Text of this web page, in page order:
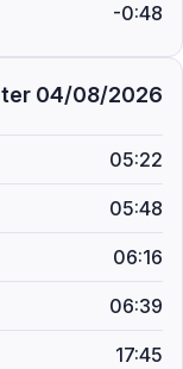
-0:48
ter 04/08/2026
05:22
05:48
06:16
06:39
17:45